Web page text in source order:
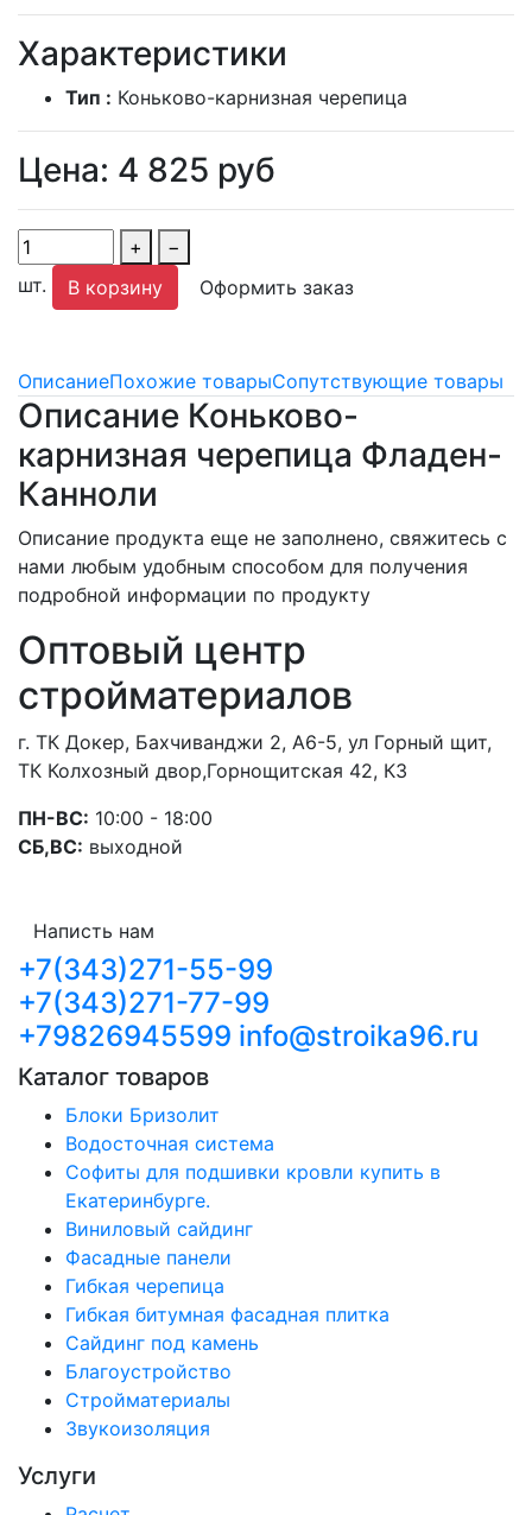
Характеристики
Тип : Коньково-карнизная черепица
Цена: 4 825 руб
+
−
шт.
В корзину Оформить заказ
ОписаниеПохожие товарыСопутствующие товары
Описание Коньково-
карнизная черепица Фладен-
Канноли
Описание продукта еще не заполнено, свяжитесь с
нами любым удобным способом для получения
подробной информации по продукту
Оптовый центр
стройматериалов
г. ТК Докер, Бахчиванджи 2, А6-5, ул Горный щит,
ТК Колхозный двор,Горнощитская 42, К3
ПН-ВС: 10:00 - 18:00
СБ,ВС: выходной
Написть нам
+7(343)271-55-99
+7(343)271-77-99
+79826945599 info@stroika96.ru
Каталог товаров
Блоки Бризолит
Водосточная система
Софиты для подшивки кровли купить в
Екатеринбурге.
Виниловый сайдинг
Фасадные панели
Гибкая черепица
Гибкая битумная фасадная плитка
Сайдинг под камень
Благоустройство
Стройматериалы
Звукоизоляция
Услуги